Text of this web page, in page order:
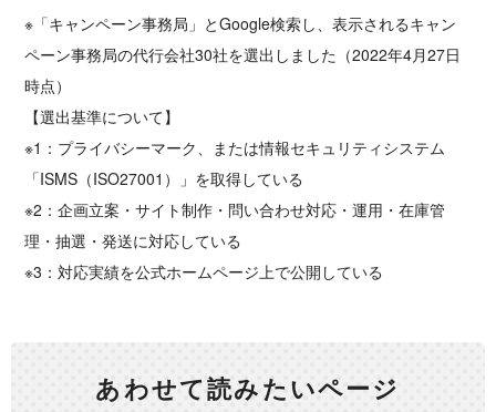
※「キャンペーン事務局」とGoogle検索し、表示されるキャン
ペーン事務局の代行会社30社を選出しました（2022年4月27日
時点）
【選出基準について】
※1：プライバシーマーク、または情報セキュリティシステム
「ISMS（ISO27001）」を取得している
※2：企画立案・サイト制作・問い合わせ対応・運用・在庫管
理・抽選・発送に対応している
※3：対応実績を公式ホームページ上で公開している
あわせて読みたいページ